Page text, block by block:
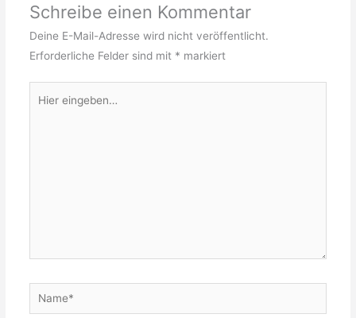
Schreibe einen Kommentar
Deine E-Mail-Adresse wird nicht veröffentlicht.
Erforderliche Felder sind mit * markiert
eingeben…
Name*